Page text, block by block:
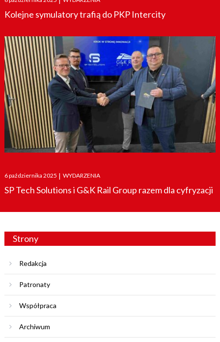
on
Kolejne symulatory trafią do PKP Intercity
Posted
on
6 października 2025 | WYDARZENIA
SP Tech Solutions i G&K Rail Group razem dla cyfryzacji
Strony
Redakcja
Patronaty
Współpraca
Archiwum